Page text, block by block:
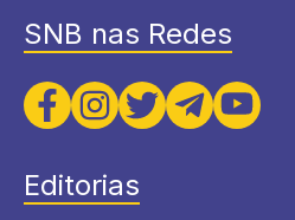
SNB nas Redes
Editorias